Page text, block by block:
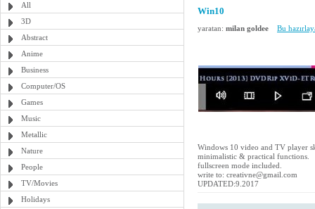
All
3D
Abstract
Anime
Business
Computer/OS
Games
Music
Metallic
Nature
People
TV/Movies
Holidays
Win10
yaratan: milan goldee Bu
Windows 10 video and TV player
minimalistic & practical functions.
fullscreen mode included.
write to: creativne@gmail.com
UPDATED:9.2017